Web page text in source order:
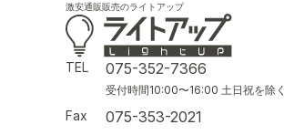
激安通販販売のライトアップ
TEL 075-352-7366
受付時間10:00〜16:00 土日祝を除く
Fax 075-353-2021